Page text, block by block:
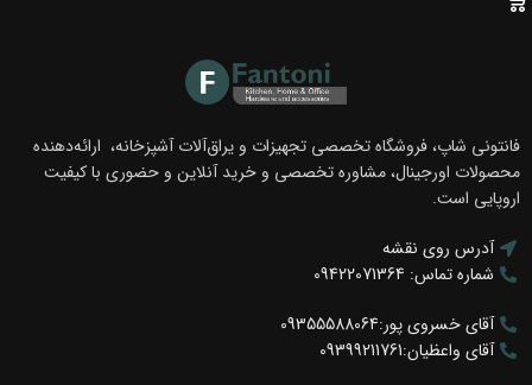
فانتونی شاپ، فروشگاه تخصصی تجهیزات و یراق‌آلات آشپزخانه، ارائه‌دهنده
محصولات اورجینال، مشاوره تخصصی و خرید آنلاین و حضوری با کیفیت
اروپایی است.
آدرس روی نقشه
شماره تماس: 09422071364
آقای خسروی پور:09355588064
آقای واعظیان:09399211761